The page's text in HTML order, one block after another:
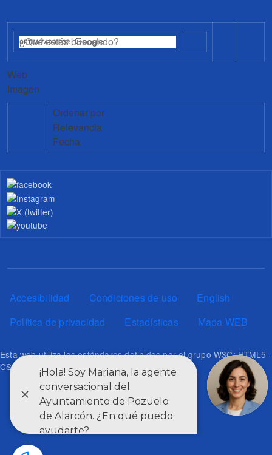
Web
Imagen
Ordenar por
Relevancia
Fecha
Pie de página
Accesibilidad Condiciones de uso
English
Política de privacidad
Estadísticas Mapa WEB
Esta web utiliza los estándares definidos por el grupo W3C: HTML5 ·
CSS3 · RSS